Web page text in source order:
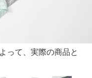
て、実際の商品と